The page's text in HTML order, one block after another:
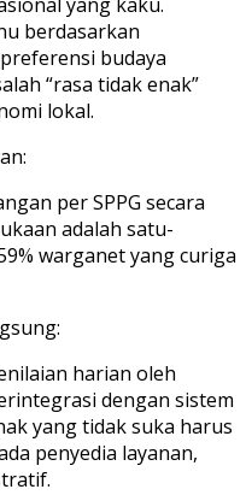
berdasarkan
budaya
“rasa tidak enak”
lokal.
per SPPG secara
adalah satu-
warganet yang curiga
harian oleh
dengan sistem
yang tidak suka harus
penyedia layanan,